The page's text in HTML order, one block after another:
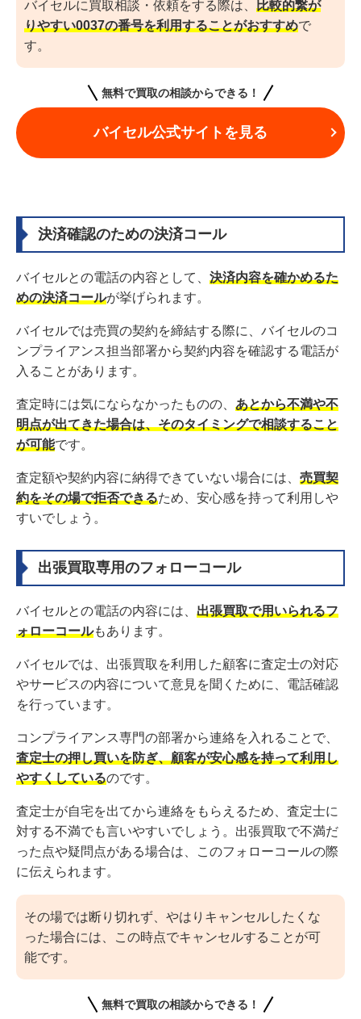
バイセルに買取相談・依頼をする際は、 比較的繋が
りやすい0037の番号を利用することがおすすめで
す。
無料で買取の相談からできる！
バイセル公式サイトを見る
決済確認のための決済コール
バイセルとの電話の内容として、 決済内容を確かめるた
めの決済コールが挙げられます。
バイセルでは売買の契約を締結する際に、バイセルのコ
ンプライアンス担当部署から契約内容を確認する電話が
入ることがあります。
査定時には気にならなかったものの、 あとから不満や不
明点が出てきた場合は、そのタイミングで相談すること
が可能です。
査定額や契約内容に納得できていない場合には、 売買契
約をその場で拒否できるため、安心感を持って利用しや
すいでしょう。
出張買取専用のフォローコール
バイセルとの電話の内容には、 出張買取で用いられるフ
ォローコールもあります。
バイセルでは、出張買取を利用した顧客に査定士の対応
やサービスの内容について意見を聞くために、電話確認
を行っています。
コンプライアンス専門の部署から連絡を入れることで、
査定士の押し買いを防ぎ、顧客が安心感を持って利用し
やすくしているのです。
査定士が自宅を出てから連絡をもらえるため、査定士に
対する不満でも言いやすいでしょう。出張買取で不満だ
った点や疑問点がある場合は、このフォローコールの際
に伝えられます。
その場では断り切れず、やはりキャンセルしたくな
った場合には、この時点でキャンセルすることが可
能です。
無料で買取の相談からできる！